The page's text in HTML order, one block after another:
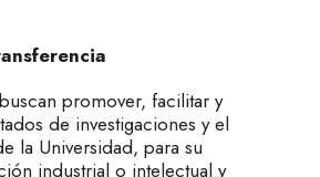
promover, facilitar y
de investigaciones y el
la Universidad, para su
industrial o intelectual y